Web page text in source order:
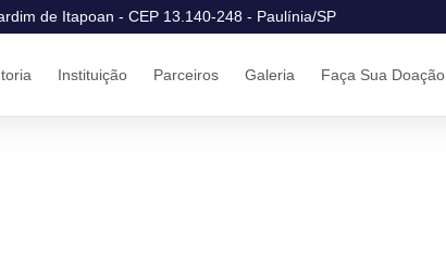
de Itapoan - CEP 13.140-248 - Paulínia/SP
Instituição Parceiros Galeria Faça Sua Doação